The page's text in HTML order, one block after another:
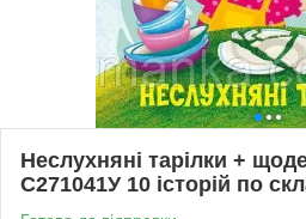
Неслухняні тарілки +
С271041У 10 історій по